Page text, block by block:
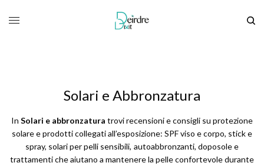
Solari e Abbronzatura
In Solari e abbronzatura trovi recensioni e consigli su protezione
solare e prodotti collegati all’esposizione: SPF viso e corpo, stick e
spray, solari per pelli sensibili, autoabbronzanti, doposole e
trattamenti che aiutano a mantenere la pelle confortevole durante